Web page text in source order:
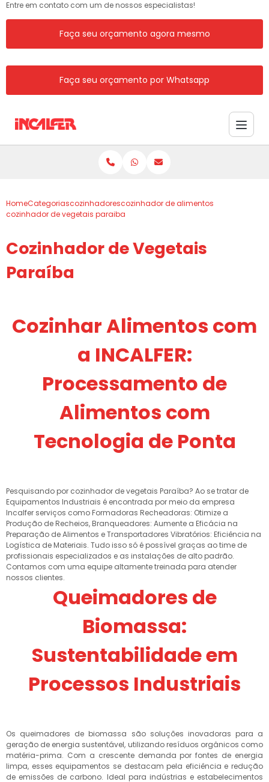
Entre em contato com um de nossos especialistas!
Faça seu orçamento agora mesmo
Faça seu orçamento por Whatsapp
HomeCategoriascozinhadorescozinhador de alimentos
cozinhador de vegetais paraiba
Cozinhador de Vegetais
Paraíba
Cozinhar Alimentos com
a INCALFER:
Processamento de
Alimentos com
Tecnologia de Ponta
Pesquisando por cozinhador de vegetais Paraíba? Ao se tratar de
Equipamentos Industriais é encontrada por meio da empresa
Incalfer serviços como Formadoras Recheadoras: Otimize a
Produção de Recheios, Branqueadores: Aumente a Eficácia na
Preparação de Alimentos e Transportadores Vibratórios: Eficiência na
Logística de Materiais. Tudo isso só é possível graças ao time de
profissionais especializados e as instalações de alto padrão.
Contamos com uma equipe altamente treinada para atender
nossos clientes.
Queimadores de
Biomassa:
Sustentabilidade em
Processos Industriais
Os queimadores de biomassa são soluções inovadoras para a
geração de energia sustentável, utilizando resíduos orgânicos como
matéria-prima. Com a crescente demanda por fontes de energia
limpa, esses equipamentos se destacam pela eficiência e redução
de emissões de carbono. Ideal para indústrias e estabelecimentos